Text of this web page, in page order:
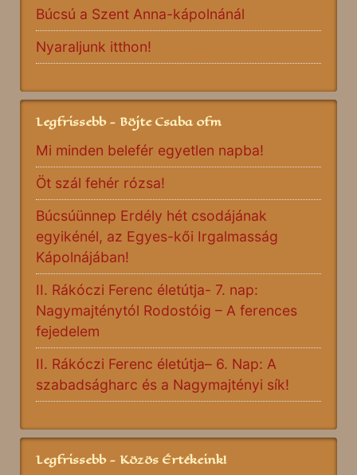
Búcsú a Szent Anna-kápolnánál
Nyaraljunk itthon!
Legfrissebb - Böjte Csaba ofm
Mi minden belefér egyetlen napba!
Öt szál fehér rózsa!
Búcsúünnep Erdély hét csodájának
egyikénél, az Egyes-kői Irgalmasság
Kápolnájában!
II. Rákóczi Ferenc életútja- 7. nap:
Nagymajténytól Rodostóig – A ferences
fejedelem
II. Rákóczi Ferenc életútja– 6. Nap: A
szabadságharc és a Nagymajtényi sík!
Legfrissebb - Közös Értékeink!